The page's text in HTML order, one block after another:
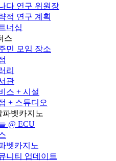
다 연구 위원장
적 연구 계획
너십
스
민 모임 장소
리
관
스 + 시설
+ 스튜디오
파벳카지노
@ ECU
벳카지노
니티 업데이트